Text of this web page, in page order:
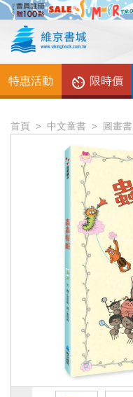
特惠活動 限時價
首頁 中文童書 圖畫書